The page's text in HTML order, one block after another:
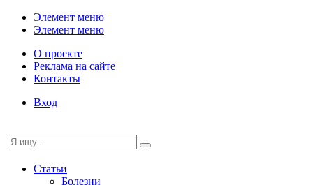
Элемент меню
Элемент меню
О проекте
Реклама на сайте
Контакты
Вход
Статьи
Болезни